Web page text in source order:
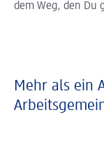
dem Weg, den Du
Mehr als ein